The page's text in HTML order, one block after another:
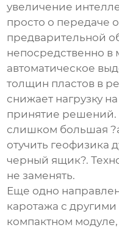
увеличение
просто о передаче
предварительной
непосредственно
автоматическое
толщин пластов в
снижает нагрузку
принятие решений.
слишком большая
отучить геофизика
черный ящик?.
не заменять.
Еще одно
каротажа с
компактном